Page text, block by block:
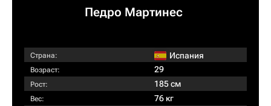
Педро Мартинес
Страна: Испания
Возраст: 29
Рост: 185 см
Вес: 76 кг